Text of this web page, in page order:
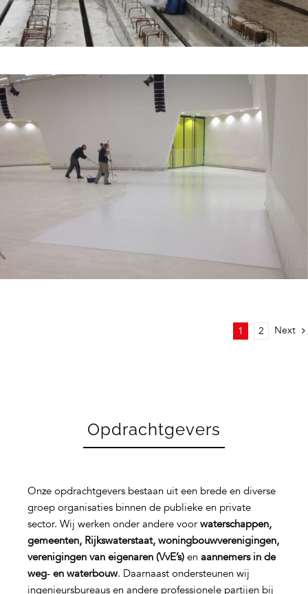
1 2 Next
Opdrachtgevers
Onze opdrachtgevers bestaan uit een brede en diverse
groep organisaties binnen de publieke en private
sector. Wij werken onder andere voor waterschappen,
gemeenten, Rijkswaterstaat, woningbouwverenigingen,
verenigingen van eigenaren (VvE’s)en aannemers in de
weg‑ en waterbouw. Daarnaast ondersteunen wij
ingenieursbureaus en andere professionele partijen bij